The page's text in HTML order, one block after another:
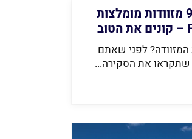
מזוודה: סקירת 9 מזוודות מומלצות
ב-2026 | Finder – קונים את הטוב
לפני שאתם
שתקראו את הסקירה...